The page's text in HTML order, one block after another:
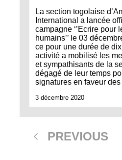
La section togolaise
International a lancée
campagne ‘’Ecrire pour
humains’’ le 03
ce pour une durée de
activité a mobilisé les
et sympathisants de la
dégagé de leur temps
signatures en faveur
3 décembre 2020
PREVIOUS